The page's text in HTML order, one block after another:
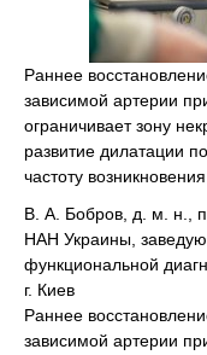
Раннее
зависимой артерии
ограничивает зону
развитие дилатации
частоту
В. А. Бобров, д. м. н.,
НАН Украины,
функциональной
г. Киев
Раннее
зависимой артерии